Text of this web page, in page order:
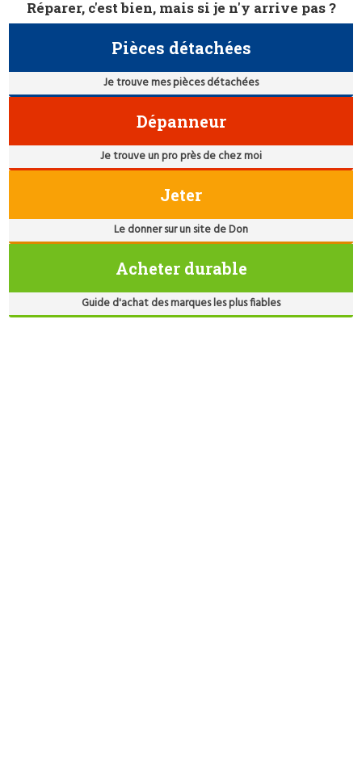
Réparer, c'est bien, mais si je n'y arrive pas ?
Pièces détachées
Je trouve mes pièces détachées
Dépanneur
Je trouve un pro près de chez moi
Jeter
Le donner sur un site de Don
Acheter durable
Guide d'achat des marques les plus fiables